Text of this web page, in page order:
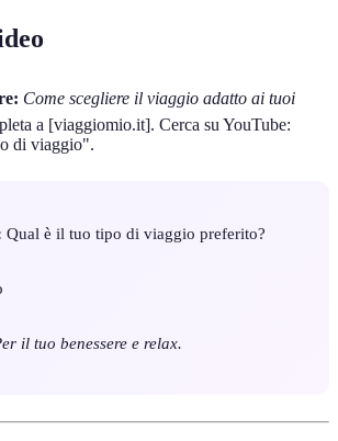
Come scegliere il viaggio adatto ai tuoi
a [viaggiomio.it]. Cerca su YouTube:
di viaggio".
Qual è il tuo tipo di viaggio preferito?
il tuo benessere e relax.